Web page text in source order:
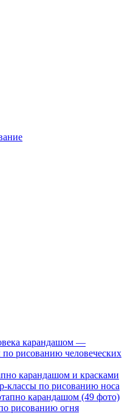
карандашом —
рисованию человеческих
карандашом и красками
классы по рисованию носа
карандашом (49 фото)
рисованию огня